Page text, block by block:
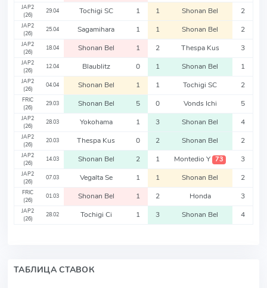
JAP2
(26)
29.04 Tochigi SC 1 1 Shonan Bel 2
JAP2
(26)
25.04 Sagamihara 1 1 Shonan Bel 2
JAP2
(26)
18.04 Shonan Bel 1 2 Thespa Kus 3
JAP2
(26)
12.04 Blaublitz 0 1 Shonan Bel 1
JAP2
(26)
04.04 Shonan Bel 1 1 Tochigi SC 2
FRIC
(26)
29.03 Shonan Bel 5 0 Vonds Ichi 5
JAP2
(26)
28.03 Yokohama 1 3 Shonan Bel 4
JAP2
(26)
20.03 Thespa Kus 0 2 Shonan Bel 2
JAP2
(26)
14.03 Shonan Bel 2 1 Montedio Y 73 3
JAP2
(26)
07.03 Vegalta Se 1 1 Shonan Bel 2
FRIC
(26)
01.03 Shonan Bel 1 2 Honda 3
JAP2
(26)
28.02 Tochigi Ci 1 3 Shonan Bel 4
ТАБЛИЦА СТАВОК